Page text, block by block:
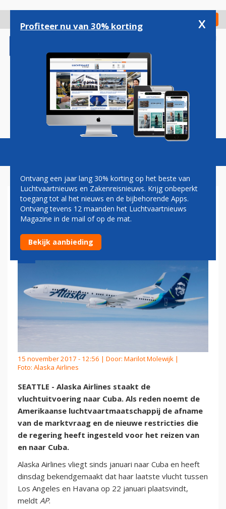
gaan
Check in
Magazine Podcasts Vacatures
ALASKA AIRLINES STAAKT
VLUCHTEN NAAR CUBA
15 november 2017 - 12:56 | Door: Marilot Molewijk |
Foto: Alaska Airlines
SEATTLE - Alaska Airlines staakt de
vluchtuitvoering naar Cuba. Als reden noemt de
Amerikaanse luchtvaartmaatschappij de afname
van de marktvraag en de nieuwe restricties die
de regering heeft ingesteld voor het reizen van
en naar Cuba.
Alaska Airlines vliegt sinds januari naar Cuba en heeft
dinsdag bekendgemaakt dat haar laatste vlucht tussen
Los Angeles en Havana op 22 januari plaatsvindt,
meldt AP.
Profiteer nu van 30% korting x
Ontvang een jaar lang 30% korting op het beste van
Luchtvaartnieuws en Zakenreisnieuws. Krijg onbeperkt
toegang tot al het nieuws en de bijbehorende Apps.
Ontvang tevens 12 maanden het Luchtvaartnieuws
Magazine in de mail of op de mat.
Bekijk aanbieding